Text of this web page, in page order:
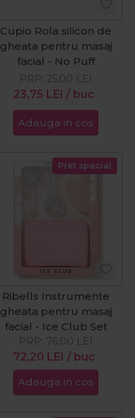
Cupio Rola silicon de
gheata pentru masaj
facial - No Puff
23,75 LEI / buc
PRP: 25,00 LEI
Adauga in cos
Pret special
Ribells Instrumente
gheata pentru masaj
facial - Ice Club Set
72,20 LEI / buc
PRP: 76,00 LEI
Adauga in cos